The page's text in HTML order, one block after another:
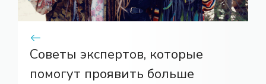
Советы экспертов, которые
помогут проявить больше